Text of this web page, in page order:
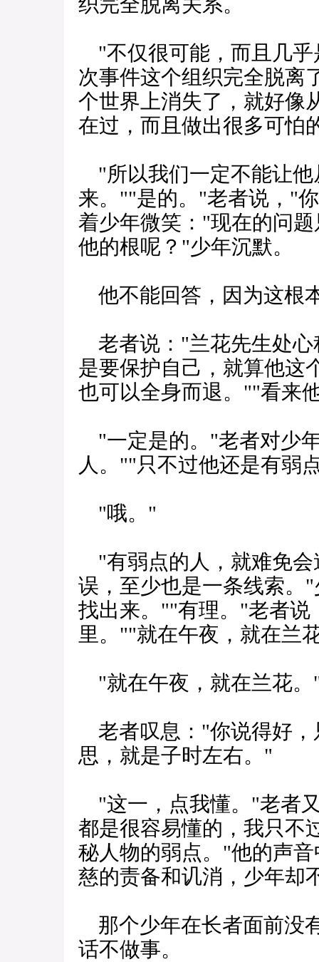
"不仅很可能，而且几乎
次事件这个组织完全脱离
个世界上消失了，就好像
在过，而且做出很多可怕
"所以我们一定不能让他
来。""是的。"老者说，"
着少年微笑："现在的问
他的根呢？"少年沉默。
他不能回答，因为这根
老者说："兰花先生处心
是要保护自己，就算他这
也可以全身而退。""看来
"一定是的。"老者对少
人。""只不过他还是有弱
"哦。"
"有弱点的人，就难免会
误，至少也是一条线索。
找出来。""有理。"老者说
里。""就在午夜，就在兰
"就在午夜，就在兰花。
老者叹息："你说得好，
思，就是子时左右。"
"这一，点我懂。"老者
都是很容易懂的，我只不
秘人物的弱点。"他的声
慈的责备和讥消，少年却
那个少年在长者面前没
话不做事。